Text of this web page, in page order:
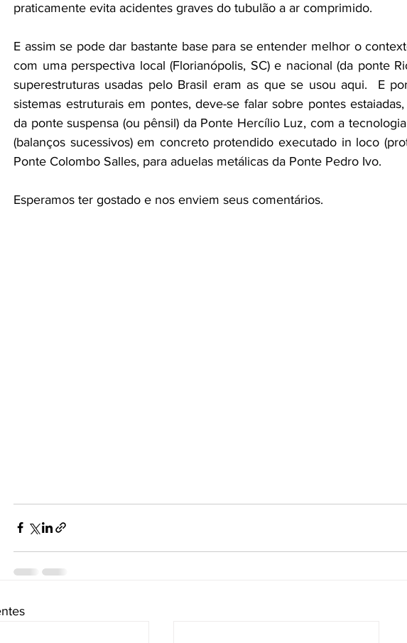
praticamente evita acidentes graves do tubulão a ar comprimido.
E assim se pode dar bastante base para se entender melhor o
com uma perspectiva local (Florianópolis, SC) e nacional (da ponte
superestruturas usadas pelo Brasil eram as que se usou aqui.  E
sistemas estruturais em pontes, deve-se falar sobre pontes
da ponte suspensa (ou pênsil) da Ponte Hercílio Luz, com a
(balanços sucessivos) em concreto protendido executado in loco
Ponte Colombo Salles, para aduelas metálicas da Ponte Pedro Ivo.
Esperamos ter gostado e nos enviem seus comentários.